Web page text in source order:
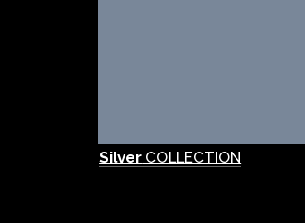
Silver COLLECTION